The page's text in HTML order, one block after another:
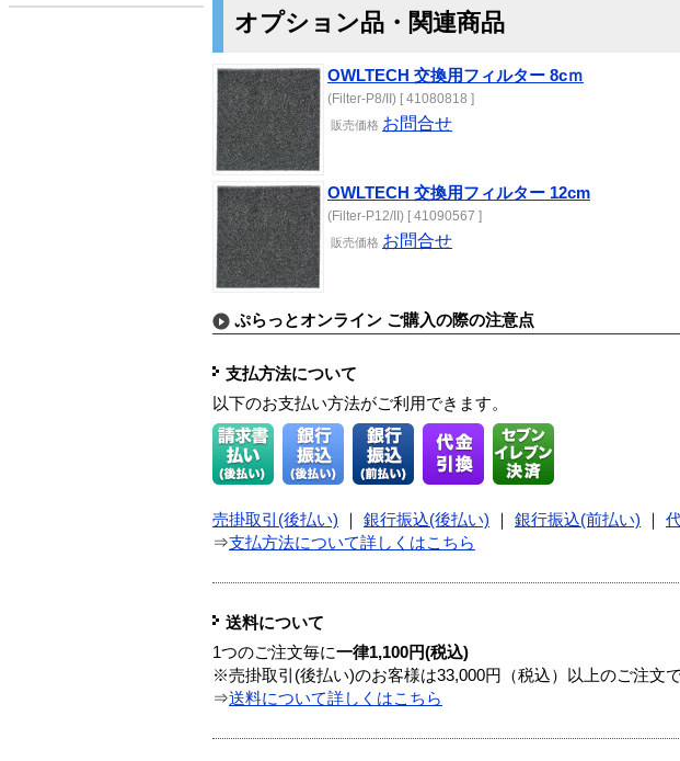
オプション品・関連商品
OWLTECH 交換用フィルター 8cｍ
(Filter-P8/II) [ 41080818 ]
販売価格 お問合せ
OWLTECH 交換用フィルター 12cm
(Filter-P12/II) [ 41090567 ]
販売価格 お問合せ
ぷらっとオンライン ご購入の際の注意点
支払方法について
以下のお支払い方法がご利用できます。
売掛取引(後払い) 銀行振込(後払い) 銀行振込(前払い)
⇒支払方法について詳しくはこちら
送料について
1つのご注文毎に一律1,100円(税込)
※売掛取引(後払い)のお客様は33,000円（税込）以上のご注文
⇒送料について詳しくはこちら